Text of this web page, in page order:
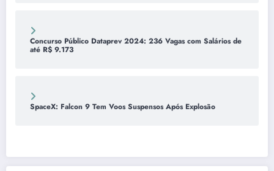
Concurso Público Dataprev 2024: 236 Vagas com Salários de
até R$ 9.173
SpaceX: Falcon 9 Tem Voos Suspensos Após Explosão